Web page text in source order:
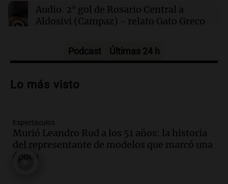
Audio. 2° gol de Rosario Central a
Aldosivi (Campaz) - relato Gato Greco
Audio.Nuevo desarrollo urbano y casa
en Villa María
Audio.
la Bulaya abrirá sus puertas mañana con
diversas actividades y sorpresas
Panorama Federal
Podcast Últimas 24 h
Lo más visto
Espectáculos
Murió Leandro Rud a los 51 años: la historia
del representante de modelos que marcó una
época